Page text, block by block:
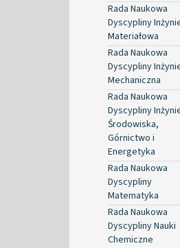
Rada Naukowa
Dyscypliny
Materiałowa
Rada Naukowa
Dyscypliny
Mechaniczna
Rada Naukowa
Dyscypliny
Środowiska,
Górnictwo i
Energetyka
Rada Naukowa
Dyscypliny
Matematyka
Rada Naukowa
Dyscypliny Nauki
Chemiczne